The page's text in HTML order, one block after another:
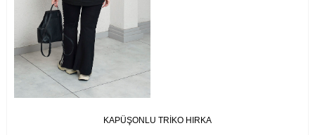
KAPÜŞONLU TRİKO HIRKA